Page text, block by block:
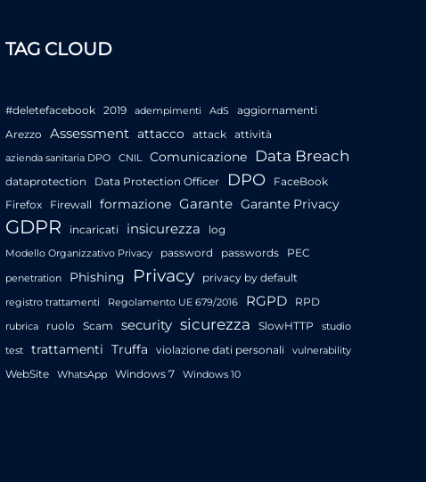
TAG CLOUD
#deletefacebook 2019 adempimenti AdS
aggiornamenti
Arezzo
Assessment attacco attack attività
azienda sanitaria DPO CNIL Comunicazione Data Breach
dataprotection Data Protection Officer DPO
FaceBook
Firefox
Firewall formazione Garante Garante Privacy
GDPR incaricati insicurezza log
Modello Organizzativo Privacy password passwords PEC
penetration Phishing Privacy privacy by default
registro trattamenti Regolamento UE 679/2016 RGPD RPD
rubrica ruolo Scam security sicurezza SlowHTTP studio
test trattamenti Truffa violazione dati personali vulnerability
WebSite WhatsApp Windows 7 Windows 10